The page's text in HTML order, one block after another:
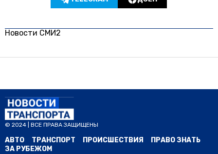
Новости СМИ2
© 2024 | ВСЕ ПРАВА ЗАЩИЩЕНЫ
АВТО ТРАНСПОРТ ПРОИСШЕСТВИЯ
ПРАВО ЗНАТЬ
ЗА РУБЕЖОМ